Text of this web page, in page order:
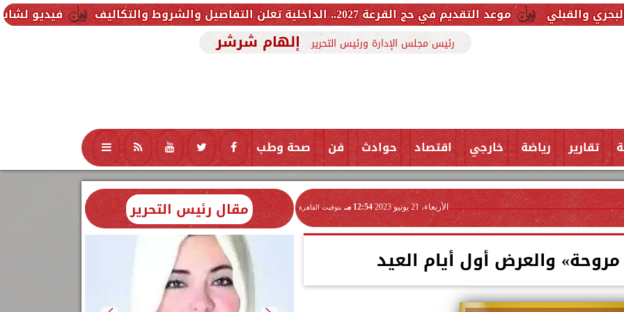
فيديو لشاب يستغيث من داخل موعد التقديم في حج القرعة 2027.. الداخلية تعلن التفاصيل والشروط والتكاليف
رئيس مجلس الإدارة ورئيس التحرير إلهام شرشر
تقارير رياضة خارجي اقتصاد حوادث فن صحة وطب تكنولوجيا منوعات محافظات
الأربعاء، 21 يونيو 2023 12:54 مـ بتوقيت القاهرة
والعرض أول أيام العيد
مقال رئيس التحرير